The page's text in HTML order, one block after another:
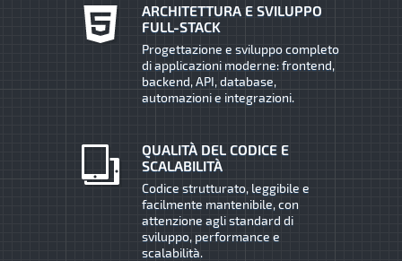
ARCHITETTURA E SVILUPPO
FULL-STACK
Progettazione e sviluppo completo
di applicazioni moderne: frontend,
backend, API, database,
automazioni e integrazioni.
QUALITÀ DEL CODICE E
SCALABILITÀ
Codice strutturato, leggibile e
facilmente mantenibile, con
attenzione agli standard di
sviluppo, performance e
scalabilità.